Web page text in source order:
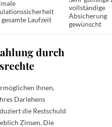
Laufzeit
vollständige
Absicherung
gewünscht
durch
Ihnen,
Darlehens
die Restschuld
Zinsen. Die